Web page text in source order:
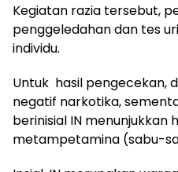
Kegiatan razia tersebut,
penggeledahan dan tes
individu.
Untuk hasil pengecekan,
negatif narkotika,
berinisial IN menunjukkan
metampetamina (sabu-